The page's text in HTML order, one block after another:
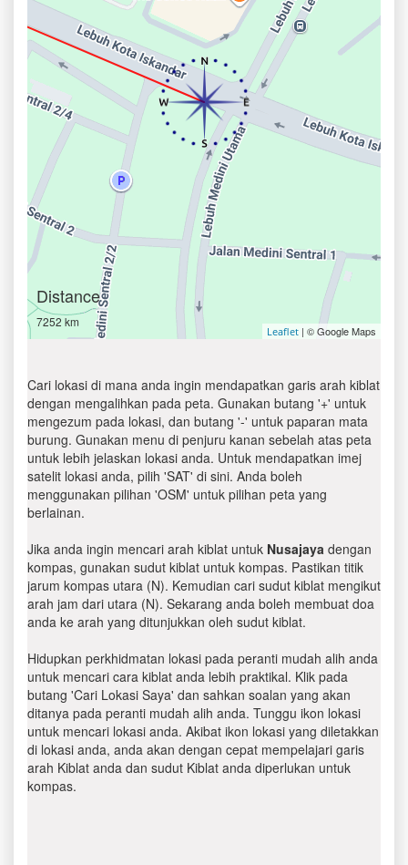
Distance
7252 km
Leaflet | © Google Maps
Cari lokasi di mana anda ingin mendapatkan garis arah kiblat
dengan mengalihkan pada peta. Gunakan butang '+' untuk
mengezum pada lokasi, dan butang '-' untuk paparan mata
burung. Gunakan menu di penjuru kanan sebelah atas peta
untuk lebih jelaskan lokasi anda. Untuk mendapatkan imej
satelit lokasi anda, pilih 'SAT' di sini. Anda boleh
menggunakan pilihan 'OSM' untuk pilihan peta yang
berlainan.
Jika anda ingin mencari arah kiblat untuk Nusajaya dengan
kompas, gunakan sudut kiblat untuk kompas. Pastikan titik
jarum kompas utara (N). Kemudian cari sudut kiblat mengikut
arah jam dari utara (N). Sekarang anda boleh membuat doa
anda ke arah yang ditunjukkan oleh sudut kiblat.
Hidupkan perkhidmatan lokasi pada peranti mudah alih anda
untuk mencari cara kiblat anda lebih praktikal. Klik pada
butang 'Cari Lokasi Saya' dan sahkan soalan yang akan
ditanya pada peranti mudah alih anda. Tunggu ikon lokasi
untuk mencari lokasi anda. Akibat ikon lokasi yang diletakkan
di lokasi anda, anda akan dengan cepat mempelajari garis
arah Kiblat anda dan sudut Kiblat anda diperlukan untuk
kompas.